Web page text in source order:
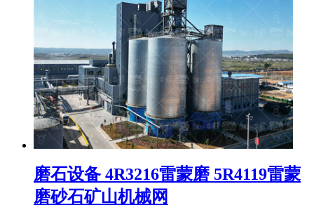
磨石设备 4R3216雷蒙磨 5R4119雷蒙
磨砂石矿山机械网